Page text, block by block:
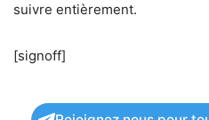
suivre entièrement.
[signoff]